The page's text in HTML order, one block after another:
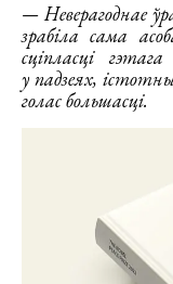
— Неверагоднае
зрабіла сама
сціпласці
у падзеях,
голас большасці.